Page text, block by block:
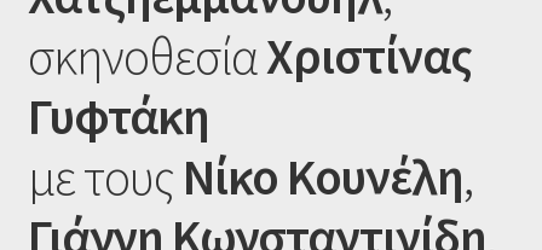
σκηνοθεσίαΧριστίνας
Γυφτάκη
με τους Νίκο Κουνέλη,
Γιάννη Κωνσταντινίδη,